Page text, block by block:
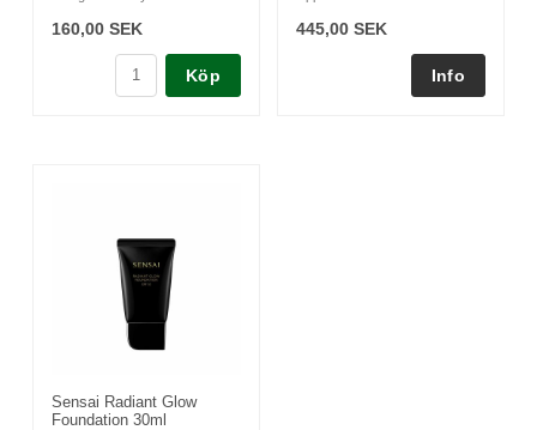
160,00 SEK
Köp
445,00 SEK
Sensai Radiant Glow
Foundation 30ml